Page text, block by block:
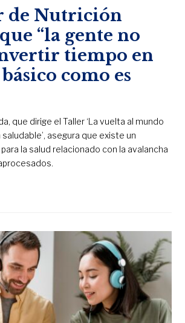
de Nutrición
“la gente no
tiempo en
como es
que dirige el Taller ‘La vuelta al mundo
asegura que existe un
la salud relacionado con la avalancha